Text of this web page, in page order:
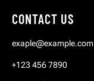
CONTACT US
exaple@example.com
+123 456 7890